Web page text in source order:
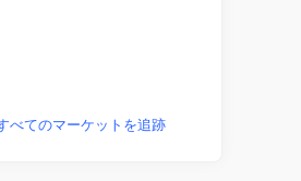
べてのマーケットを追跡